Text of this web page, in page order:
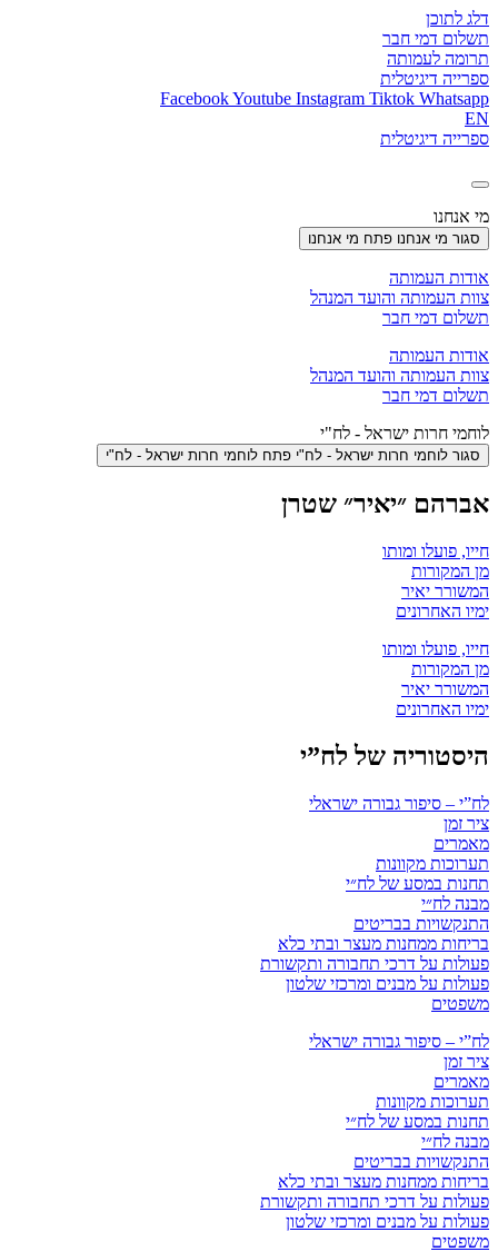
דלג לתוכן
תשלום דמי חבר
תרומה לעמותה
ספרייה דיגיטלית
FacebookYoutube Instagram Tiktok Whatsapp
EN
ספרייה דיגיטלית
מי אנחנו
סגור מי אנחנו פתח מי אנחנו
אודות העמותה
צוות העמותה והועד המנהל
תשלום דמי חבר
אודות העמותה
צוות העמותה והועד המנהל
תשלום דמי חבר
לוחמי חרות ישראל - לח"י
סגור לוחמי חרות ישראל - לח"י פתח לוחמי חרות ישראל - לח"י
אברהם ״יאיר״ שטרן
חייו, פועלו ומותו
מן המקורות
המשורר יאיר
ימיו האחרונים
חייו, פועלו ומותו
מן המקורות
המשורר יאיר
ימיו האחרונים
היסטוריה של לח”י
לח”י – סיפור גבורה ישראלי
ציר זמן
מאמרים
תערוכות מקוונות
תחנות במסע של לח״י
מבנה לח״י
התנקשויות בבריטים
בריחות ממחנות מעצר ובתי כלא
פעולות על דרכי תחבורה ותקשורת
פעולות על מבנים ומרכזי שלטון
משפטים
לח”י – סיפור גבורה ישראלי
ציר זמן
מאמרים
תערוכות מקוונות
תחנות במסע של לח״י
מבנה לח״י
התנקשויות בבריטים
בריחות ממחנות מעצר ובתי כלא
פעולות על דרכי תחבורה ותקשורת
פעולות על מבנים ומרכזי שלטון
משפטים